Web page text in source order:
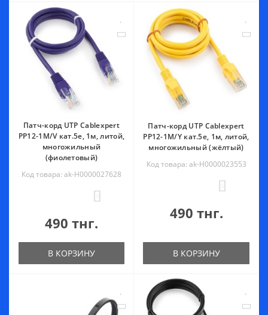
Патч-корд UTP Cablexpert
PP12-1M/V кат.5e, 1м, литой,
многожильный
(фиолетовый)
Код товара: ak-Н0000027628
490 тнг.
В КОРЗИНУ
Патч-корд UTP Cablexpert
PP12-1M/Y кат.5e, 1м, литой,
многожильный (жёлтый)
Код товара: ak-Н0000023553
490 тнг.
В КОРЗИНУ